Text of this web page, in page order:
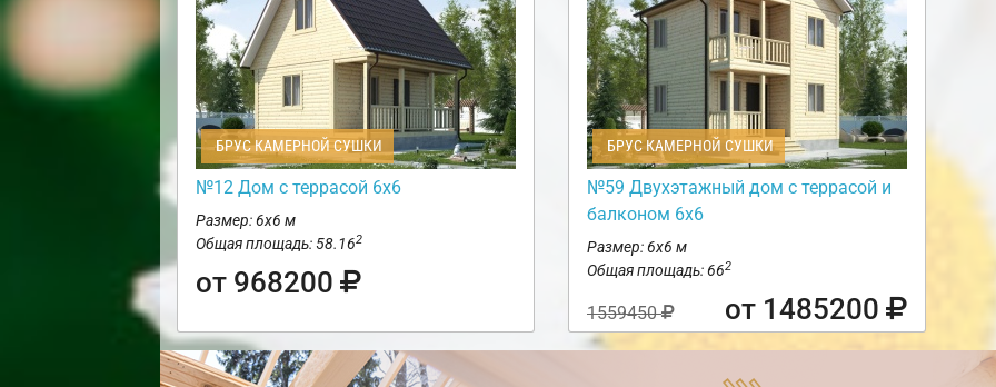
БРУС КАМЕРНОЙ СУШКИ
№12 Дом с террасой 6х6
Размер: 6х6 м
Общая площадь: 58.162
от 968200
БРУС КАМЕРНОЙ СУШКИ
№59 Двухэтажный дом с террасой и
балконом 6х6
Размер: 6х6 м
Общая площадь: 662
1559450 от 1485200